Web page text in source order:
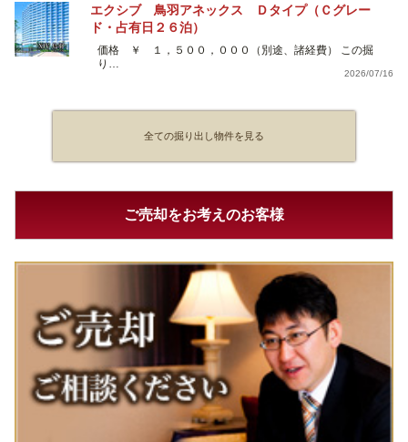
エクシブ 鳥羽アネックス Ｄタイプ（Ｃグレー
ド・占有日２６泊）
価格 ￥ １，５００，０００（別途、諸経費） この掘
り…
2026/07/16
全ての掘り出し物件を見る
ご売却をお考えのお客様